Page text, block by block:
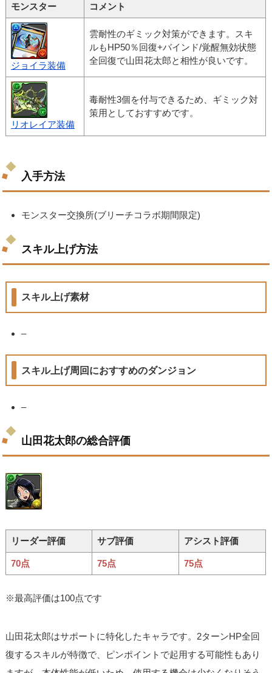
モンスター コメント
ジョイラ装備
雲耐性のギミック対策ができます。スキ
ルもHP50％回復+バインド/覚醒無効状態
全回復で山田花太郎と相性が良いです。
リオレイア装備
毒耐性3個を付与できるため、ギミック対
策用としておすすめです。
入手方法
モンスター交換所(ブリーチコラボ期間限定)
スキル上げ方法
スキル上げ素材
–
スキル上げ周回におすすめのダンジョン
–
山田花太郎の総合評価
リーダー評価 サブ評価 アシスト評価
70点 75点 75点
※最高評価は100点です
山田花太郎はサポートに特化したキャラです。2ターンHP全回
復するスキルが特徴で、ピンポイントで起用する可能性もあり